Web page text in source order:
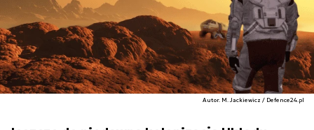
Autor. M. Jackiewicz / Defence24.pl